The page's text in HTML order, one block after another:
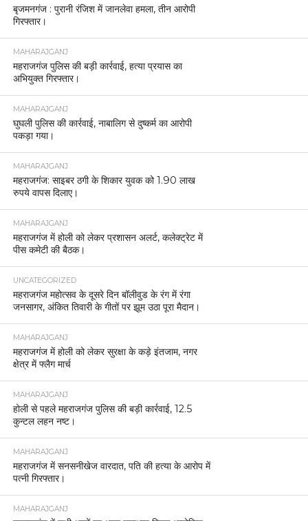
बृजमनगंज : पुरानी रंजिश में जानलेवा हमला, तीन आरोपी
गिरफ्तार।
MAHARAJGANJ
महराजगंज पुलिस की बड़ी कार्रवाई, हत्या प्रयास का
अभियुक्त गिरफ्तार।
MAHARAJGANJ
घुघली पुलिस की कार्रवाई, नाबालिग से दुष्कर्म का आरोपी
पकड़ा गया।
MAHARAJGANJ
महराजगंज: साइबर ठगी के शिकार युवक को 1.90 लाख
रुपये वापस दिलाए।
MAHARAJGANJ
महराजगंज में होली को लेकर प्रशासन अलर्ट, कलेक्ट्रेट में
पीस कमेटी की बैठक।
UNCATEGORIZED
महराजगंज महोत्सव के दूसरे दिन बॉलीवुड के रंग में रंगा
जनसागर, अंकित तिवारी के गीतों पर झूम उठा पूरा मैदान।
MAHARAJGANJ
महराजगंज में होली को लेकर सुरक्षा के कड़े इंतजाम, नगर
क्षेत्र में फ्लैग मार्च
MAHARAJGANJ
होली से पहले महराजगंज पुलिस की बड़ी कार्रवाई, 12.5
कुन्टल लहन नष्ट।
MAHARAJGANJ
महराजगंज में सनसनीखेज वारदात, पति की हत्या के आरोप में
पत्नी गिरफ्तार।
MAHARAJGANJ